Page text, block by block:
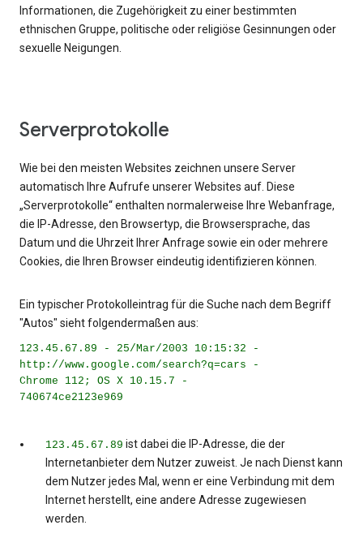
Informationen, die Zugehörigkeit zu einer bestimmten
ethnischen Gruppe, politische oder religiöse Gesinnungen oder
sexuelle Neigungen.
Serverprotokolle
Wie bei den meisten Websites zeichnen unsere Server
automatisch Ihre Aufrufe unserer Websites auf. Diese
„Serverprotokolle“ enthalten normalerweise Ihre Webanfrage,
die IP-Adresse, den Browsertyp, die Browsersprache, das
Datum und die Uhrzeit Ihrer Anfrage sowie ein oder mehrere
Cookies, die Ihren Browser eindeutig identifizieren können.
Ein typischer Protokolleintrag für die Suche nach dem Begriff
"Autos" sieht folgendermaßen aus:
123.45.67.89 - 25/Mar/2003 10:15:32 -
http://www.google.com/search?q=cars -
Chrome 112; OS X 10.15.7 -
740674ce2123e969
123.45.67.89 ist dabei die IP-Adresse, die der
Internetanbieter dem Nutzer zuweist. Je nach Dienst kann
dem Nutzer jedes Mal, wenn er eine Verbindung mit dem
Internet herstellt, eine andere Adresse zugewiesen
werden.